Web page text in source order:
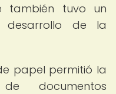
también tuvo un
de la
papel permitió la
documentos